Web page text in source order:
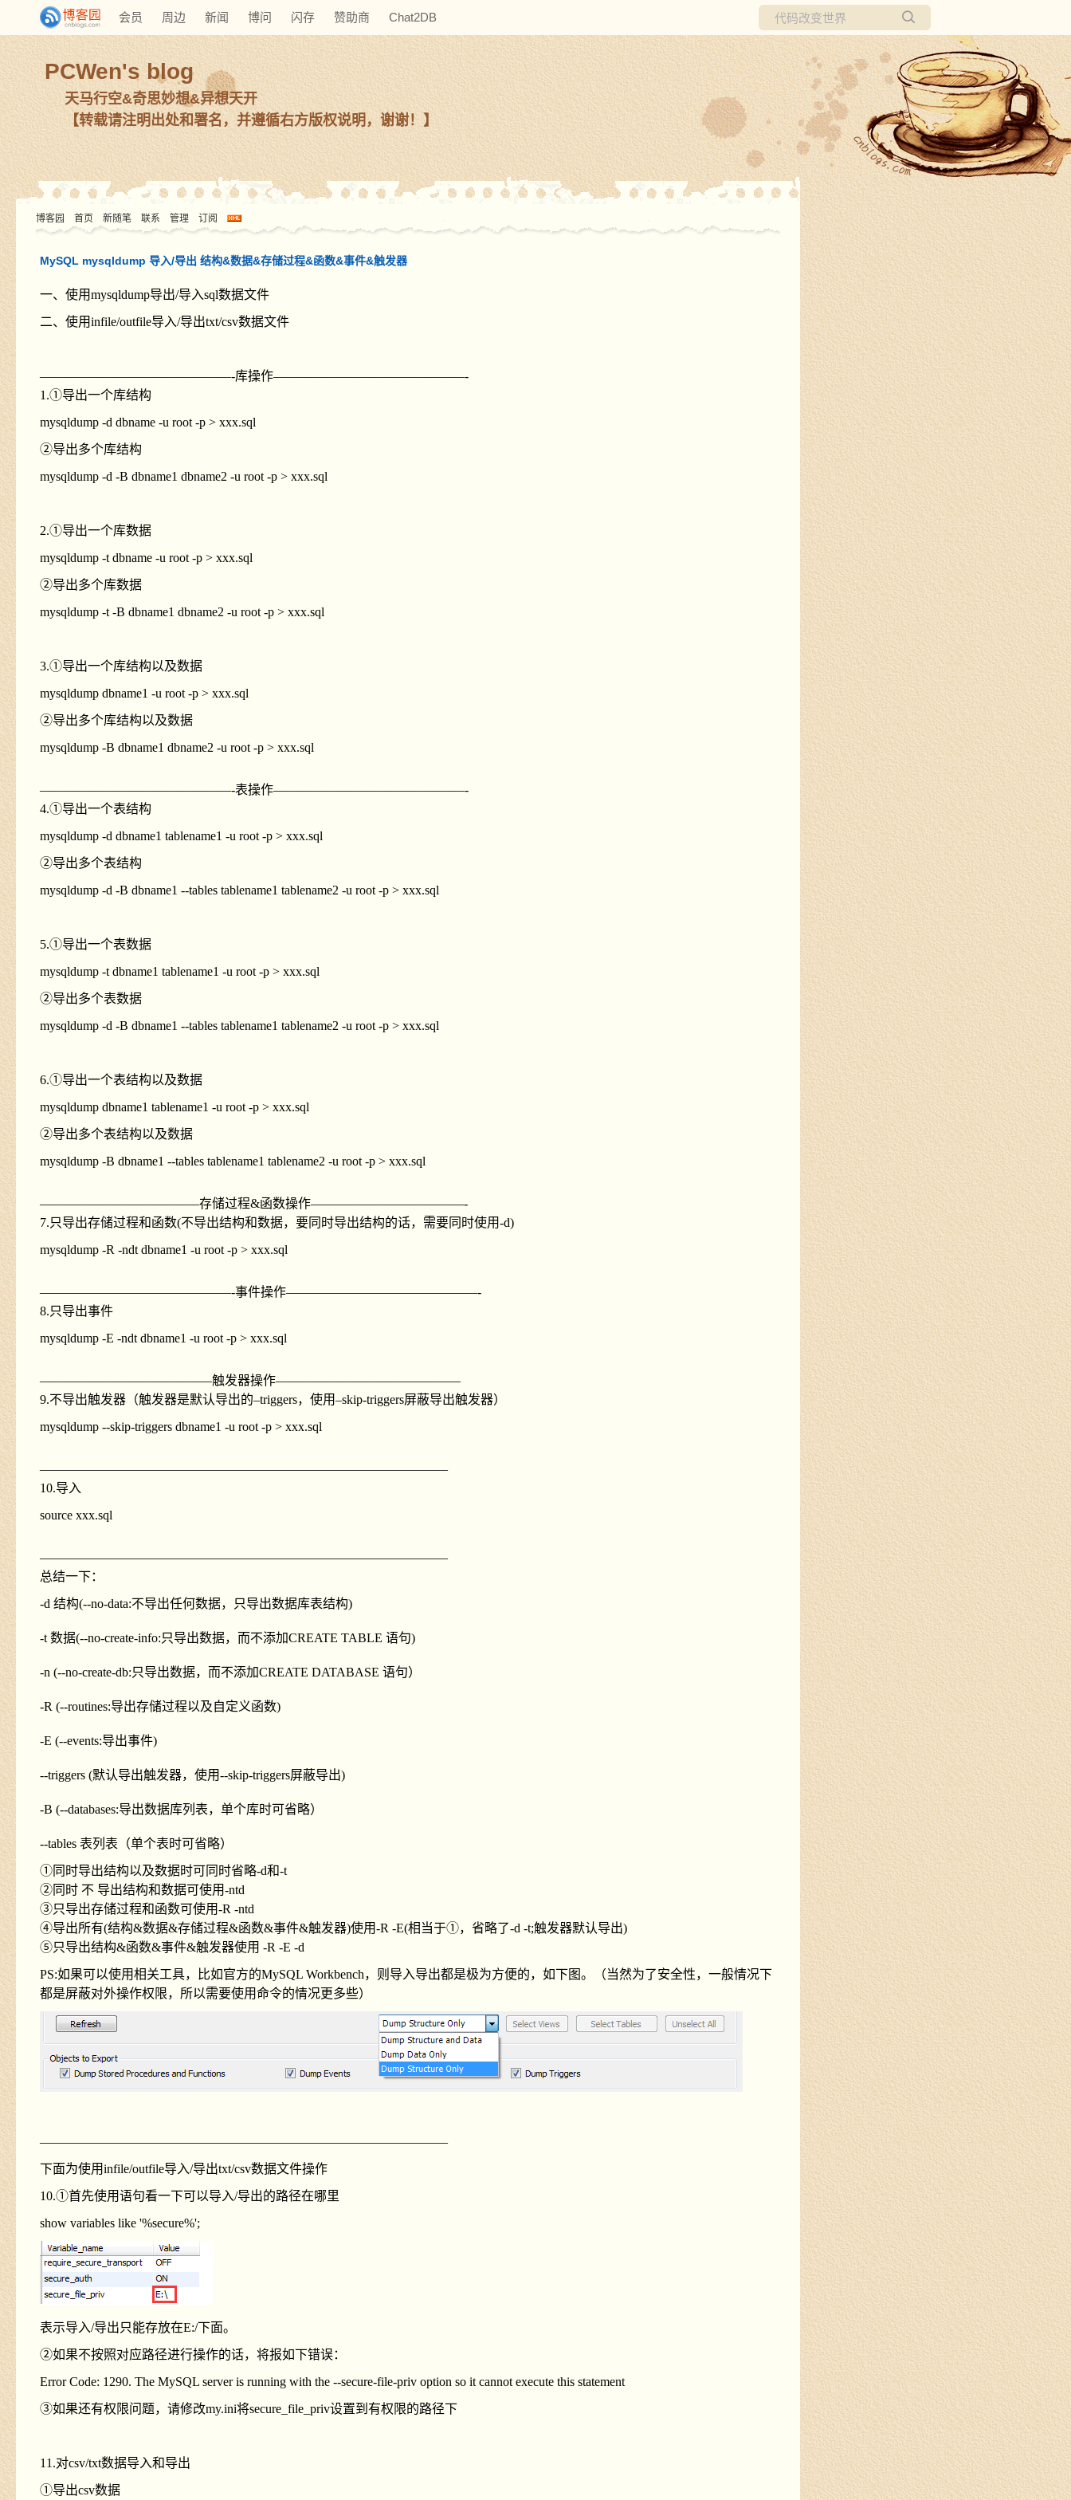
会员 周边 新闻 博问 闪存 赞助商 Chat2DB
所有博客
当前博客
PCWen's blog
天马行空&奇思妙想&异想天开
【转载请注明出处和署名，并遵循右方版权说明，谢谢！】
博客园 首页 新随笔 联系 管理 订阅
MySQL mysqldump 导入/导出 结构&数据&存储过程&函数&事件&触发器
一、使用mysqldump导出/导入sql数据文件
二、使用infile/outfile导入/导出txt/csv数据文件
———————————————-库操作———————————————-
1.①导出一个库结构
mysqldump -d dbname -u root -p > xxx.sql
②导出多个库结构
mysqldump -d -B dbname1 dbname2 -u root -p > xxx.sql
2.①导出一个库数据
mysqldump -t dbname -u root -p > xxx.sql
②导出多个库数据
mysqldump -t -B dbname1 dbname2 -u root -p > xxx.sql
3.①导出一个库结构以及数据
mysqldump dbname1 -u root -p > xxx.sql
②导出多个库结构以及数据
mysqldump -B dbname1 dbname2 -u root -p > xxx.sql
———————————————-表操作———————————————-
4.①导出一个表结构
mysqldump -d dbname1 tablename1 -u root -p > xxx.sql
②导出多个表结构
mysqldump -d -B dbname1 --tables tablename1 tablename2 -u root -p > xxx.sql
5.①导出一个表数据
mysqldump -t dbname1 tablename1 -u root -p > xxx.sql
②导出多个表数据
mysqldump -d -B dbname1 --tables tablename1 tablename2 -u root -p > xxx.sql
6.①导出一个表结构以及数据
mysqldump dbname1 tablename1 -u root -p > xxx.sql
②导出多个表结构以及数据
mysqldump -B dbname1 --tables tablename1 tablename2 -u root -p > xxx.sql
————————————–存储过程&函数操作————————————-
7.只导出存储过程和函数(不导出结构和数据，要同时导出结构的话，需要同时使用-d)
mysqldump -R -ndt dbname1 -u root -p > xxx.sql
———————————————-事件操作———————————————-
8.只导出事件
mysqldump -E -ndt dbname1 -u root -p > xxx.sql
—————————————–触发器操作——————————————–
9.不导出触发器（触发器是默认导出的–triggers，使用–skip-triggers屏蔽导出触发器）
mysqldump --skip-triggers dbname1 -u root -p > xxx.sql
————————————————————————————————
10.导入
source xxx.sql
————————————————————————————————
总结一下：
-d 结构(--no-data:不导出任何数据，只导出数据库表结构)
-t 数据(--no-create-info:只导出数据，而不添加CREATE TABLE 语句)
-n (--no-create-db:只导出数据，而不添加CREATE DATABASE 语句）
-R (--routines:导出存储过程以及自定义函数)
-E (--events:导出事件)
--triggers (默认导出触发器，使用--skip-triggers屏蔽导出)
-B (--databases:导出数据库列表，单个库时可省略）
--tables 表列表（单个表时可省略）
①同时导出结构以及数据时可同时省略-d和-t
②同时 不 导出结构和数据可使用-ntd
③只导出存储过程和函数可使用-R -ntd
④导出所有(结构&数据&存储过程&函数&事件&触发器)使用-R -E(相当于①，省略了-d -t;触发器默认导出)
⑤只导出结构&函数&事件&触发器使用 -R -E -d
PS:如果可以使用相关工具，比如官方的MySQL Workbench，则导入导出都是极为方便的，如下图。（当然为了安全性，一般情况下
都是屏蔽对外操作权限，所以需要使用命令的情况更多些）
————————————————————————————————
下面为使用infile/outfile导入/导出txt/csv数据文件操作
10.①首先使用语句看一下可以导入/导出的路径在哪里
show variables like '%secure%';
表示导入/导出只能存放在E:/下面。
②如果不按照对应路径进行操作的话，将报如下错误：
Error Code: 1290. The MySQL server is running with the --secure-file-priv option so it cannot execute this statement
③如果还有权限问题，请修改my.ini将secure_file_priv设置到有权限的路径下
11.对csv/txt数据导入和导出
①导出csv数据